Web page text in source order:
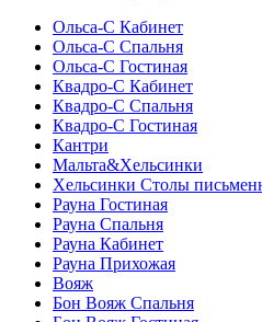
Ольса-С Кабинет
Ольса-С Спальня
Ольса-С Гостиная
Квадро-С Кабинет
Квадро-С Спальня
Квадро-С Гостиная
Кантри
Мальта&Хельсинки
Хельсинки Столы
Рауна Гостиная
Рауна Спальня
Рауна Кабинет
Рауна Прихожая
Вояж
Бон Вояж Спальня